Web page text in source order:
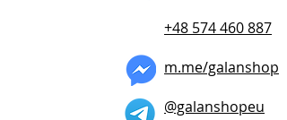
+48 574 460 887
m.me/galanshop
@galanshopeu